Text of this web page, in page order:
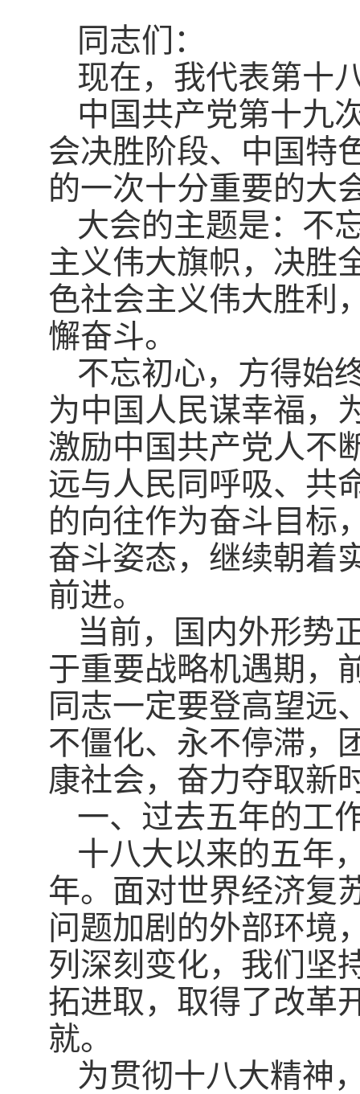
同志们：
现在，我代表第十
中国共产党第十九
会决胜阶段、中国特
的一次十分重要的大
大会的主题是：不
主义伟大旗帜，决胜
色社会主义伟大胜利
懈奋斗。
不忘初心，方得始
为中国人民谋幸福，
激励中国共产党人不
远与人民同呼吸、共
的向往作为奋斗目标
奋斗姿态，继续朝着
前进。
当前，国内外形势
于重要战略机遇期，
同志一定要登高望远
不僵化、永不停滞，
康社会，奋力夺取新
一、过去五年的工
十八大以来的五年
年。面对世界经济复
问题加剧的外部环境
列深刻变化，我们坚
拓进取，取得了改革
就。
为贯彻十八大精神